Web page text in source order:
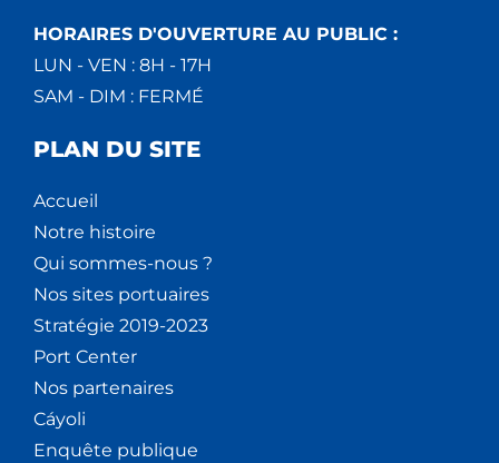
HORAIRES D'OUVERTURE AU PUBLIC :
LUN - VEN : 8H - 17H
SAM - DIM : FERMÉ
PLAN DU SITE
Accueil
Notre histoire
Qui sommes-nous ?
Nos sites portuaires
Stratégie 2019-2023
Port Center
Nos partenaires
Cáyoli
Enquête publique